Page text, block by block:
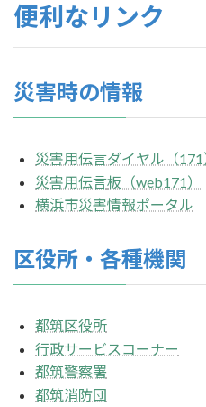
便利なリンク
災害時の情報
災害用伝言ダイヤル（171
災害用伝言板（web171）
横浜市災害情報ポータル
区役所・各種機関
都筑区役所
行政サービスコーナー
都筑警察署
都筑消防団